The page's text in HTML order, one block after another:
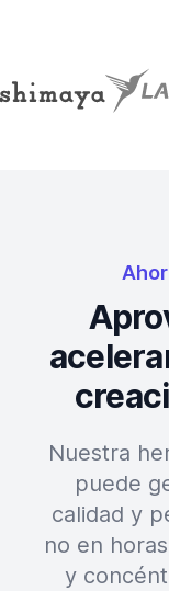
Nuestra
puede
calidad y
no en
y